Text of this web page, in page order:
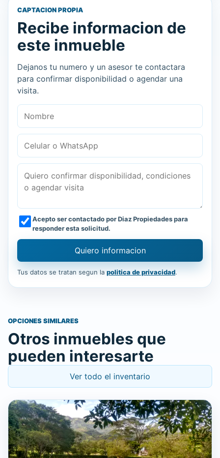
CAPTACION PROPIA
Recibe informacion de
este inmueble
Dejanos tu numero y un asesor te contactara
para confirmar disponibilidad o agendar una
visita.
Nombre
Celular o WhatsApp
Mensaje
Acepto ser contactado por Diaz Propiedades para
responder esta solicitud.
Quiero informacion
Tus datos se tratan segun la politica de privacidad.
OPCIONES SIMILARES
Otros inmuebles que
pueden interesarte
Ver todo el inventario